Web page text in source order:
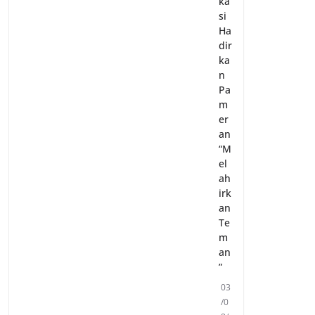
si
Ha
dir
ka
n
Pa
m
er
an
“M
el
ah
irk
an
Te
m
an
”
03
/0